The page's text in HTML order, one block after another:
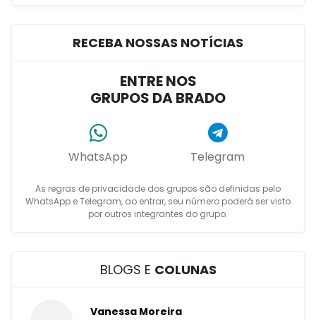
RECEBA NOSSAS NOTÍCIAS
ENTRE NOS
GRUPOS DA BRADO
WhatsApp Telegram
As regras de privacidade dos grupos são definidas pelo
WhatsApp e Telegram, ao entrar, seu número poderá ser visto
por outros integrantes do grupo.
BLOGS E COLUNAS
Vanessa Moreira